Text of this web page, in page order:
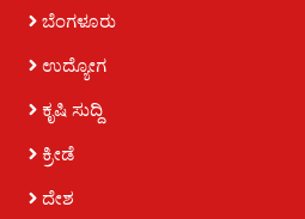
ಬೆಂಗಳೂರು
ಉದ್ಯೋಗ
ಕೃಷಿ ಸುದ್ದಿ
ಕ್ರೀಡೆ
ದೇಶ